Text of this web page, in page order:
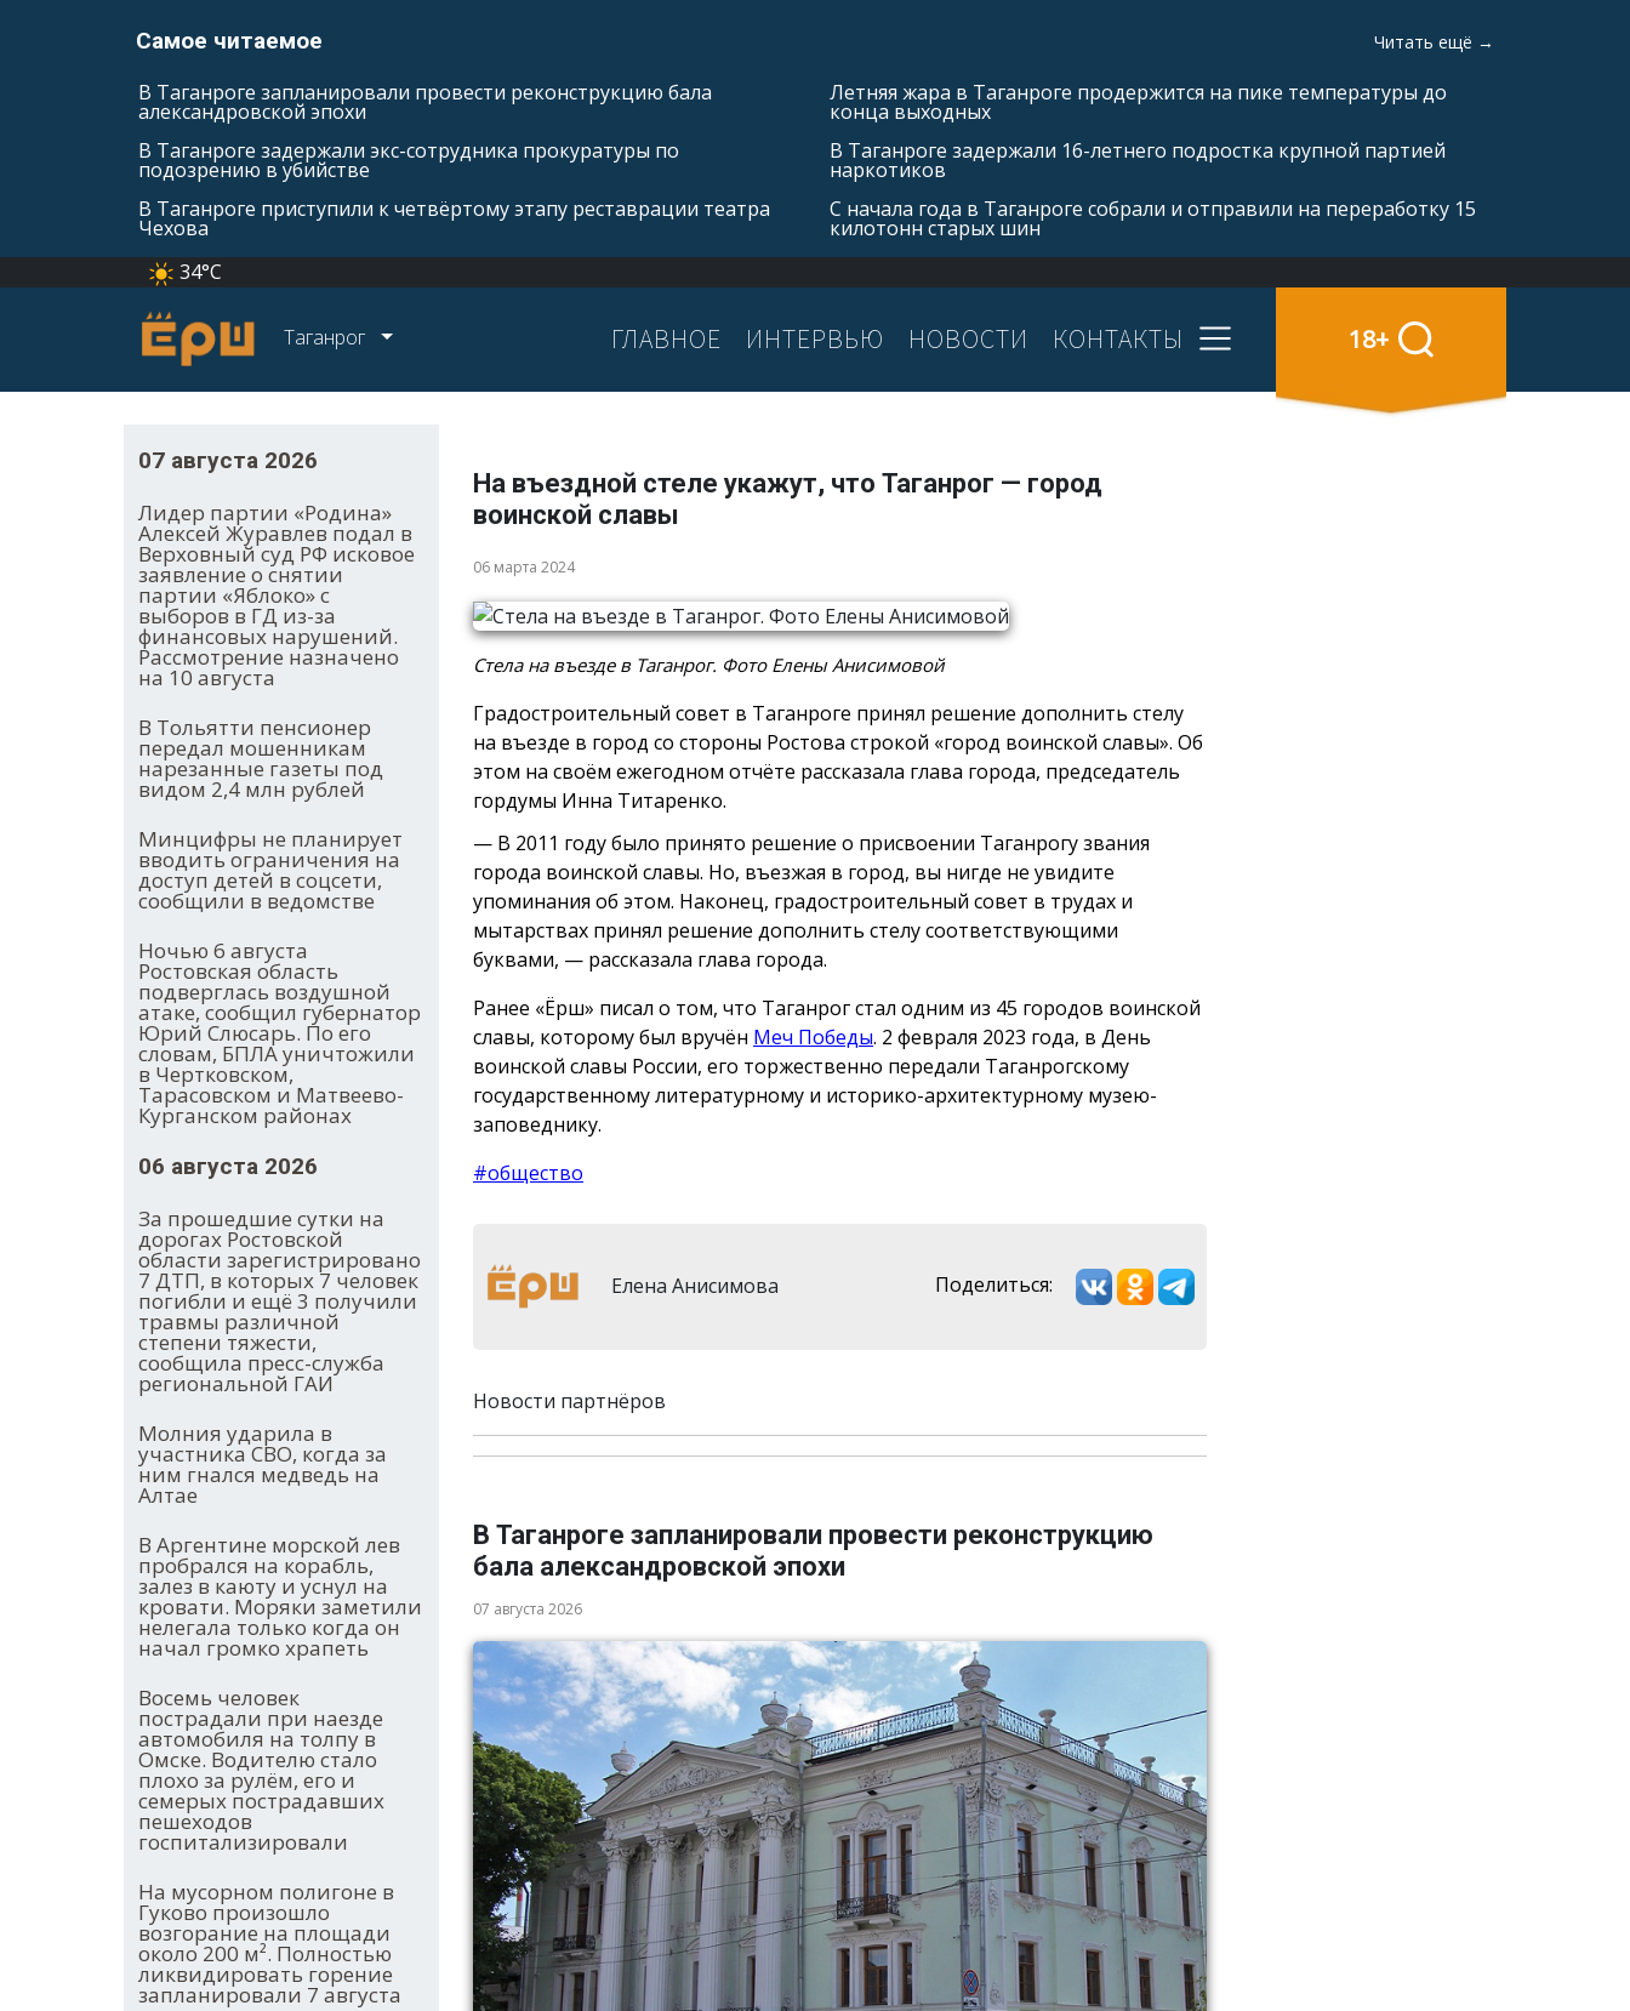
Самое читаемое Читать ещё →
В Таганроге запланировали провести реконструкцию бала
александровской эпохи
В Таганроге задержали экс-сотрудника прокуратуры по
подозрению в убийстве
В Таганроге приступили к четвёртому этапу реставрации театра
Чехова
Летняя жара в Таганроге продержится на пике температуры до
конца выходных
В Таганроге задержали 16-летнего подростка крупной партией
наркотиков
С начала года в Таганроге собрали и отправили на переработку 15
килотонн старых шин
34°C
Таганрог ГЛАВНОЕ ИНТЕРВЬЮ НОВОСТИ КОНТАКТЫ 18+
07 августа 2026
Лидер партии «Родина»
Алексей Журавлев подал в
Верховный суд РФ исковое
заявление о снятии
партии «Яблоко» с
выборов в ГД из-за
финансовых нарушений.
Рассмотрение назначено
на 10 августа
В Тольятти пенсионер
передал мошенникам
нарезанные газеты под
видом 2,4 млн рублей
Минцифры не планирует
вводить ограничения на
доступ детей в соцсети,
сообщили в ведомстве
Ночью 6 августа
Ростовская область
подверглась воздушной
атаке, сообщил губернатор
Юрий Слюсарь. По его
словам, БПЛА уничтожили
в Чертковском,
Тарасовском и Матвеево-
Курганском районах
06 августа 2026
За прошедшие сутки на
дорогах Ростовской
области зарегистрировано
7 ДТП, в которых 7 человек
погибли и ещё 3 получили
травмы различной
степени тяжести,
сообщила пресс-служба
региональной ГАИ
Молния ударила в
участника СВО, когда за
ним гнался медведь на
Алтае
В Аргентине морской лев
пробрался на корабль,
залез в каюту и уснул на
кровати. Моряки заметили
нелегала только когда он
начал громко храпеть
Восемь человек
пострадали при наезде
автомобиля на толпу в
Омске. Водителю стало
плохо за рулём, его и
семерых пострадавших
пешеходов
госпитализировали
На мусорном полигоне в
Гуково произошло
возгорание на площади
около 200 м². Полностью
ликвидировать горение
запланировали 7 августа
На въездной стеле укажут, что Таганрог — город
воинской славы
06 марта 2024
Стела на въезде в Таганрог. Фото Елены Анисимовой
Градостроительный совет в Таганроге принял решение дополнить стелу
на въезде в город со стороны Ростова строкой «город воинской славы». Об
этом на своём ежегодном отчёте рассказала глава города, председатель
гордумы Инна Титаренко.
— В 2011 году было принято решение о присвоении Таганрогу звания
города воинской славы. Но, въезжая в город, вы нигде не увидите
упоминания об этом. Наконец, градостроительный совет в трудах и
мытарствах принял решение дополнить стелу соответствующими
буквами, — рассказала глава города.
Ранее «Ёрш» писал о том, что Таганрог стал одним из 45 городов воинской
славы, которому был вручён Меч Победы. 2 февраля 2023 года, в День
воинской славы России, его торжественно передали Таганрогскому
государственному литературному и историко-архитектурному музею-
заповеднику.
#общество
Елена Анисимова Поделиться:
Новости партнёров
В Таганроге запланировали провести реконструкцию
бала александровской эпохи
07 августа 2026